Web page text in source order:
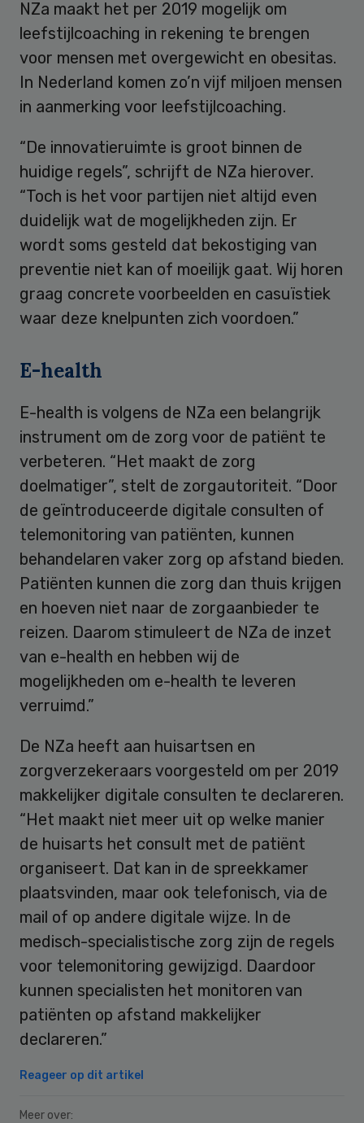
NZa maakt het per 2019 mogelijk om
leefstijlcoaching in rekening te brengen
voor mensen met overgewicht en obesitas.
In Nederland komen zo’n vijf miljoen mensen
in aanmerking voor leefstijlcoaching.
“De innovatieruimte is groot binnen de
huidige regels”, schrijft de NZa hierover.
“Toch is het voor partijen niet altijd even
duidelijk wat de mogelijkheden zijn. Er
wordt soms gesteld dat bekostiging van
preventie niet kan of moeilijk gaat. Wij horen
graag concrete voorbeelden en casuïstiek
waar deze knelpunten zich voordoen.”
E-health
E-health is volgens de NZa een belangrijk
instrument om de zorg voor de patiënt te
verbeteren. “Het maakt de zorg
doelmatiger”, stelt de zorgautoriteit. “Door
de geïntroduceerde digitale consulten of
telemonitoring van patiënten, kunnen
behandelaren vaker zorg op afstand bieden.
Patiënten kunnen die zorg dan thuis krijgen
en hoeven niet naar de zorgaanbieder te
reizen. Daarom stimuleert de NZa de inzet
van e-health en hebben wij de
mogelijkheden om e-health te leveren
verruimd.”
De NZa heeft aan huisartsen en
zorgverzekeraars voorgesteld om per 2019
makkelijker digitale consulten te declareren.
“Het maakt niet meer uit op welke manier
de huisarts het consult met de patiënt
organiseert. Dat kan in de spreekkamer
plaatsvinden, maar ook telefonisch, via de
mail of op andere digitale wijze. In de
medisch-specialistische zorg zijn de regels
voor telemonitoring gewijzigd. Daardoor
kunnen specialisten het monitoren van
patiënten op afstand makkelijker
declareren.”
Reageer op dit artikel
Meer over: